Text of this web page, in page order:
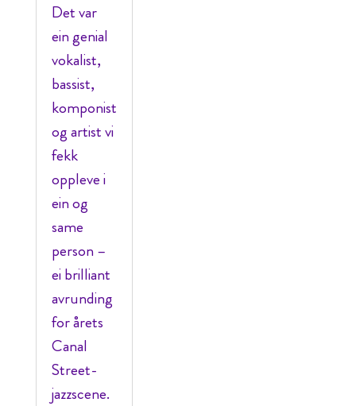
Det var
ein genial
vokalist,
bassist,
komponist
og artist vi
fekk
oppleve i
ein og
same
person –
ei brilliant
avrunding
for årets
Canal
Street-
jazzscene.